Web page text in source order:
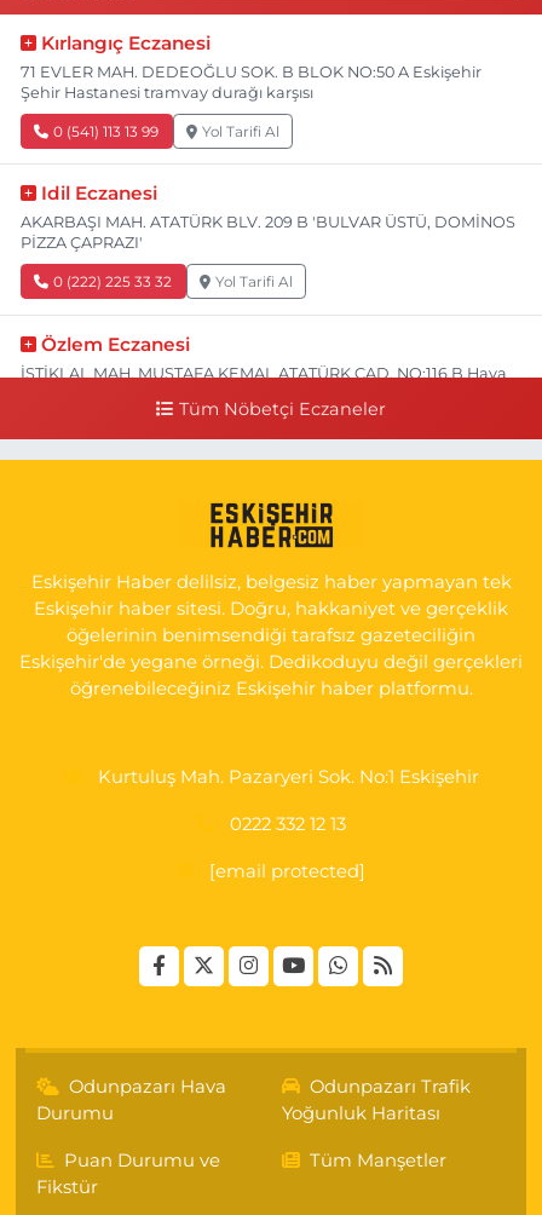
Kırlangıç Eczanesi
71 EVLER MAH. DEDEOĞLU SOK. B BLOK NO:50 A Eskişehir
Şehir Hastanesi tramvay durağı karşısı
0 (541) 113 13 99 Yol Tarifi Al
Idil Eczanesi
AKARBAŞI MAH. ATATÜRK BLV. 209 B 'BULVAR ÜSTÜ, DOMİNOS
PİZZA ÇAPRAZI'
0 (222) 225 33 32 Yol Tarifi Al
Özlem Eczanesi
İSTİKLAL MAH. MUSTAFA KEMAL ATATÜRK CAD. NO:116 B Hava
GÖKMEYDAN MAH. ULUS CAD. NO:4 A ADLİYE AŞAĞISI, SARAR
İMAM HATİP YANI, CUMA PAZARI CADDE GİRİŞİ
0 (222) 240 16 67 Yol Tarifi Al
Tüm Nöbetçi Eczaneler
Eskişehir Haber delilsiz, belgesiz haber yapmayan tek
Eskişehir haber sitesi. Doğru, hakkaniyet ve gerçeklik
öğelerinin benimsendiği tarafsız gazeteciliğin
Eskişehir'de yegane örneği. Dedikoduyu değil gerçekleri
öğrenebileceğiniz Eskişehir haber platformu.
Kurtuluş Mah. Pazaryeri Sok. No:1 Eskişehir
0222 332 12 13
[email protected]
Odunpazarı Hava
Durumu
Odunpazarı Trafik
Yoğunluk Haritası
Puan Durumu ve
Fikstür
Tüm Manşetler